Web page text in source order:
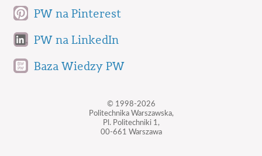
PW na Pinterest
PW na LinkedIn
Baza Wiedzy PW
© 1998-2026
Politechnika Warszawska,
Pl. Politechniki 1,
00-661 Warszawa